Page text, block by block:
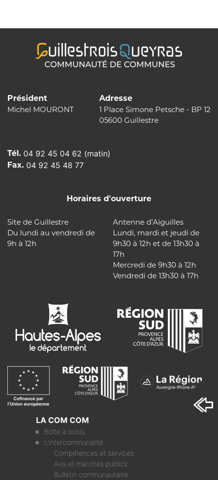
Président
Michel MOURONT
Adresse
1 Place Simone Petsche - BP 12
05600 Guillestre
Tél. 04 92 45 04 62 (matin)
Fax. 04 92 45 48 77
Horaires d'ouverture
Site de Guillestre
Du lundi au vendredi de
9h à 12h
Antenne d’Aiguilles
Lundi, mardi et jeudi de
9h30 à 12h et de 13h30 à
17h
Mercredi de 9h30 à 12h
Vendredi de 13h30 à 17h
LA COM COM
Boîte à outils
L’intercommunalité
Compétences et services
Avis et marchés publics
Bulletin communautaire